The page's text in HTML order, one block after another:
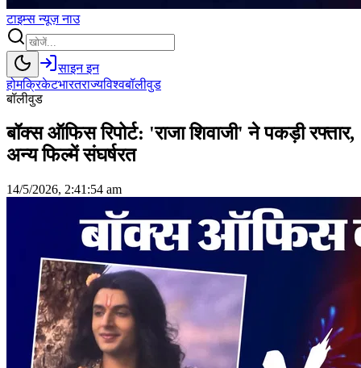
टाइम्सन्यूज़नाउ
साइन इन
होमक्रिकेटभारतराज्यविश्वबॉलीवुड
बॉलीवुड
बॉक्स ऑफिस रिपोर्ट: 'राजा शिवाजी' ने पकड़ी रफ्तार,
अन्य फिल्में संघर्षरत
14/5/2026, 2:41:54 am